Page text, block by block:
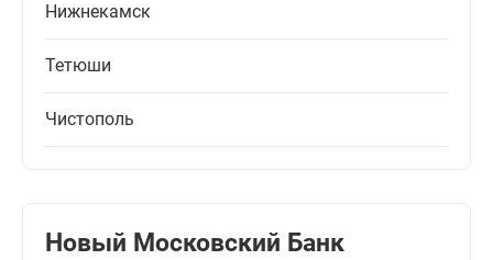
Нижнекамск
Тетюши
Чистополь
Новый Московский Банк